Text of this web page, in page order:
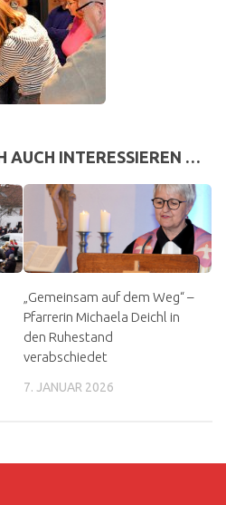
AUCH INTERESSIEREN …
„Gemeinsam auf dem Weg“ –
Pfarrerin Michaela Deichl in
den Ruhestand
verabschiedet
7. JANUAR 2026